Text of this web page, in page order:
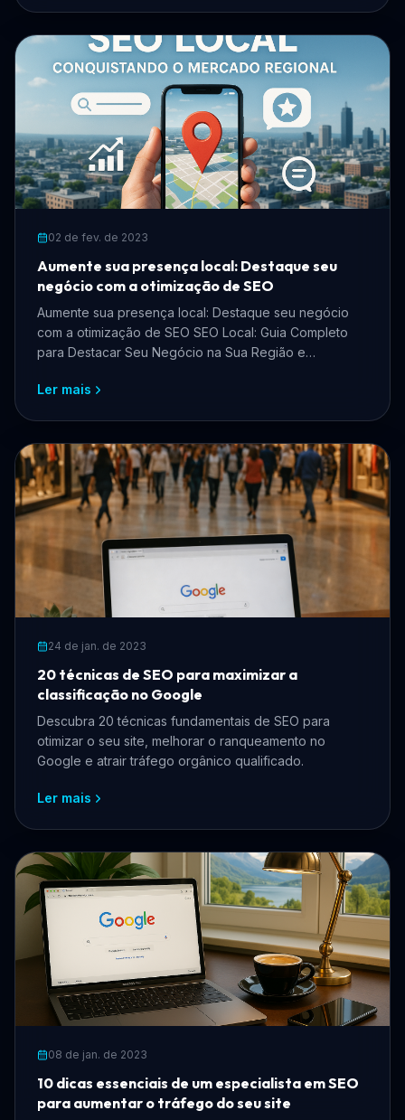
02 de fev. de 2023
Aumente sua presença local: Destaque seu
negócio com a otimização de SEO
Aumente sua presença local: Destaque seu negócio
com a otimização de SEO SEO Local: Guia Completo
para Destacar Seu Negócio na Sua Região e
Ler mais
24 de jan. de 2023
20 técnicas de SEO para maximizar a
classificação no Google
Descubra 20 técnicas fundamentais de SEO para
otimizar o seu site, melhorar o ranqueamento no
Google e atrair tráfego orgânico qualificado.
Ler mais
08 de jan. de 2023
10 dicas essenciais de um especialista em SEO
para aumentar o tráfego do seu site